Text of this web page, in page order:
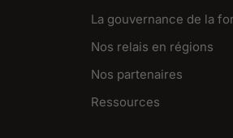
La gouvernance de la
Nos relais en régions
Nos partenaires
Ressources